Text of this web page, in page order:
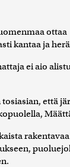
ottaa
kantaa ja
ei aio
että